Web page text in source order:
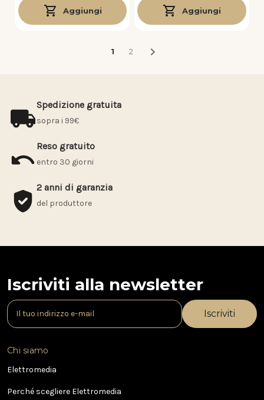
Aggiungi Aggiungi
1 2
Spedizione gratuita
sopra i 99€
Reso gratuito
entro 30 giorni
2 anni di garanzia
del produttore
Iscriviti alla newsletter
I
n
r
i
z
Chi siamo
Elettromedia
Perché scegliere Elettromedia